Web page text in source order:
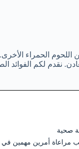
الحمراء الأخرى.
نقدم لكم الفوائد
صحية
مراعاة أمرين مهمين